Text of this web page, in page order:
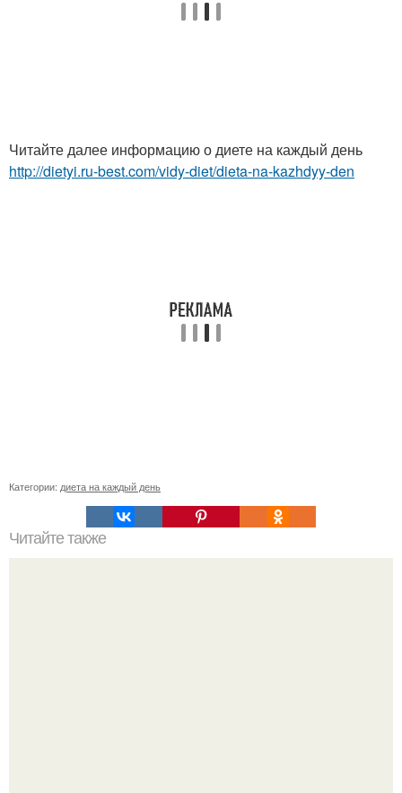
Читайте далее информацию о диете на каждый день
http://dietyi.ru-best.com/vidy-diet/dieta-na-kazhdyy-den
Категории: диета на каждый день
Читайте также